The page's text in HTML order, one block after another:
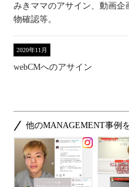
みきママのアサイン、動画
物確認等。
2020年11月
webCMへのアサイン
他のMANAGEMENT事例